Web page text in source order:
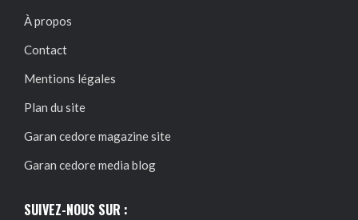
À propos
Contact
Mentions légales
Plan du site
Garan cedore magazine site
Garan cedore media blog
SUIVEZ-NOUS SUR :